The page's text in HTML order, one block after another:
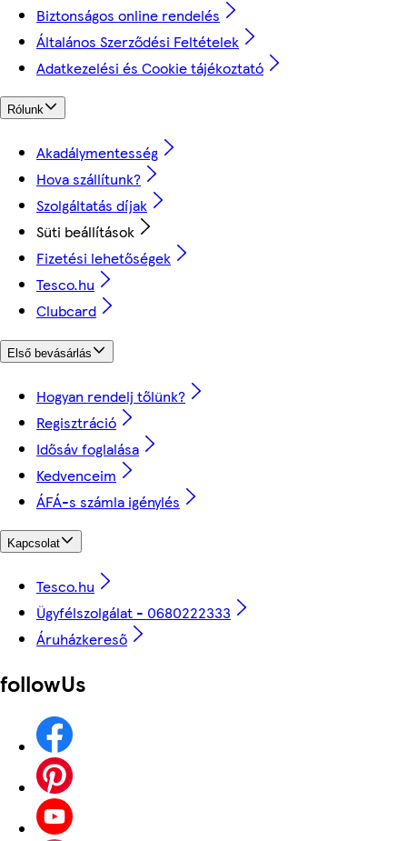
Biztonságos online rendelés
Általános Szerződési Feltételek
Adatkezelési és Cookie tájékoztató
Rólunk
Akadálymentesség
Hova szállítunk?
Szolgáltatás díjak
Süti beállítások
Fizetési lehetőségek
Tesco.hu
Clubcard
Első bevásárlás
Hogyan rendelj tőlünk?
Regisztráció
Idősáv foglalása
Kedvenceim
ÁFÁ-s számla igénylés
Kapcsolat
Tesco.hu
Ügyfélszolgálat - 0680222333
Áruházkereső
followUs